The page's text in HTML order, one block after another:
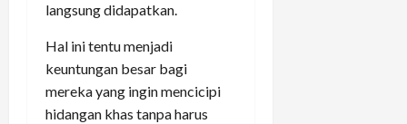
langsung didapatkan.
Hal ini tentu menjadi
keuntungan besar bagi
mereka yang ingin mencicipi
hidangan khas tanpa harus